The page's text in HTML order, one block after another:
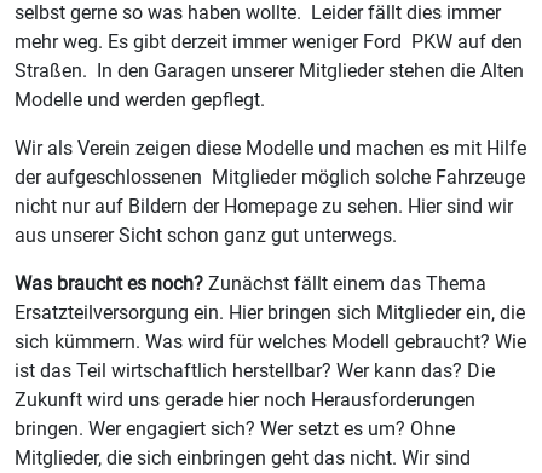
selbst gerne so was haben wollte. Leider fällt dies immer
mehr weg. Es gibt derzeit immer weniger Ford PKW auf den
Straßen. In den Garagen unserer Mitglieder stehen die Alten
Modelle und werden gepflegt.
Wir als Verein zeigen diese Modelle und machen es mit Hilfe
der aufgeschlossenen Mitglieder möglich solche Fahrzeuge
nicht nur auf Bildern der Homepage zu sehen. Hier sind wir
aus unserer Sicht schon ganz gut unterwegs.
Was braucht es noch? Zunächst fällt einem das Thema
Ersatzteilversorgung ein. Hier bringen sich Mitglieder ein, die
sich kümmern. Was wird für welches Modell gebraucht? Wie
ist das Teil wirtschaftlich herstellbar? Wer kann das? Die
Zukunft wird uns gerade hier noch Herausforderungen
bringen. Wer engagiert sich? Wer setzt es um? Ohne
Mitglieder, die sich einbringen geht das nicht. Wir sind